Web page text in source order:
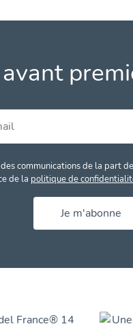
communications de la part
de la politique de
Je m'abonne